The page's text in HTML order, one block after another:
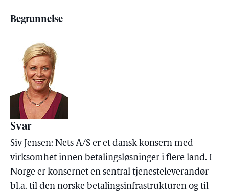
Begrunnelse
Svar
Siv Jensen: Nets A/S er et dansk konsern med
virksomhet innen betalingsløsninger i flere land. I
Norge er konsernet en sentral tjenesteleverandør
bl.a. til den norske betalingsinfrastrukturen og til